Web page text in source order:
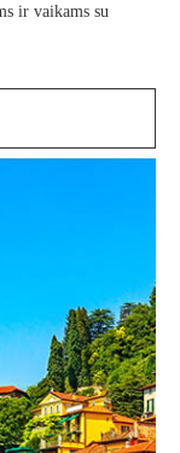
ir vaikams su